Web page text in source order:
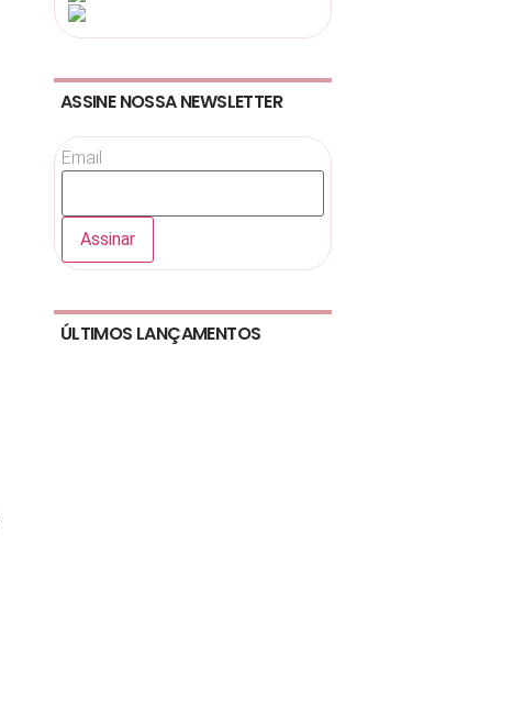
ASSINE NOSSA NEWSLETTER
Email
ÚLTIMOS LANÇAMENTOS